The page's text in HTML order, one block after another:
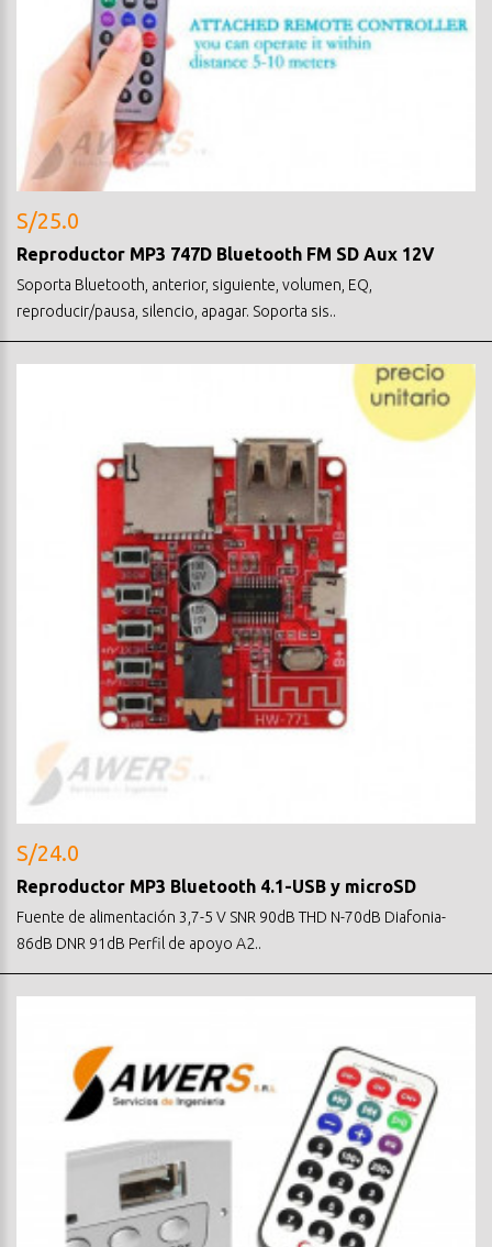
S/25.0
Reproductor MP3 747D Bluetooth FM SD Aux 12V
Soporta Bluetooth, anterior, siguiente, volumen, EQ,
reproducir/pausa, silencio, apagar. Soporta sis..
S/24.0
Reproductor MP3 Bluetooth 4.1-USB y microSD
Fuente de alimentación 3,7-5 V SNR 90dB THD N-70dB Diafonia-
86dB DNR 91dB Perfil de apoyo A2..